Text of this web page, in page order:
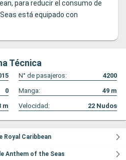
para reducir el consumo de
está equipado con
Técnica
N° de pasajeros:
4200
0 Manga: 49 m
m Velocidad: 22 Nudos
Royal Caribbean
Anthem of the Seas